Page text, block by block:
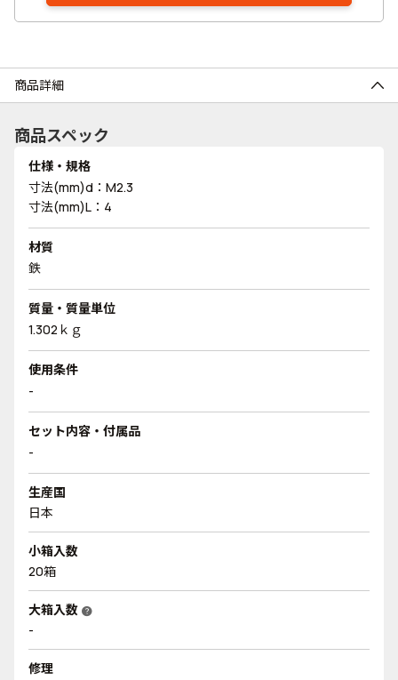
商品詳細
商品スペック
仕様・規格
寸法(mm)d：M2.3
寸法(mm)L：4
材質
鉄
質量・質量単位
1.302ｋｇ
使用条件
-
セット内容・付属品
-
生産国
日本
小箱入数
20箱
大箱入数 help
-
修理